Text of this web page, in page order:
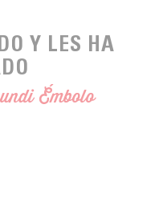
Y LES HA
Émbolo